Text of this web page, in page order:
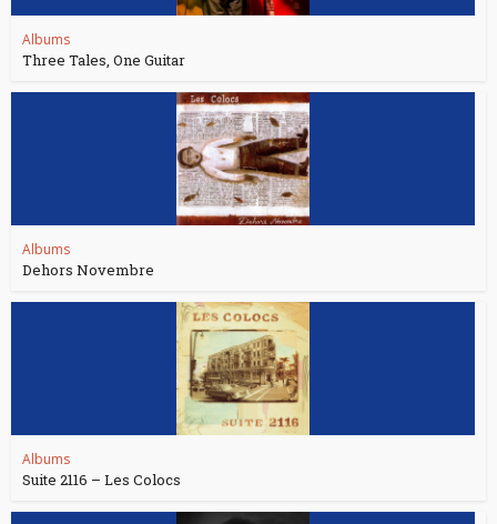
Albums
Three Tales, One Guitar
Albums
Dehors Novembre
Albums
Suite 2116 – Les Colocs